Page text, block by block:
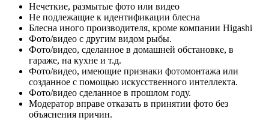
Нечеткие, размытые фото или видео
Не подлежащие к идентификации блесна
Блесна иного производителя, кроме компании Higashi
Фото/видео с другим видом рыбы.
Фото/видео, сделанное в домашней обстановке, в
гараже, на кухне и т.д.
Фото/видео, имеющие признаки фотомонтажа или
созданное с помощью искусственного интеллекта.
Фото/видео сделанное в прошлом году.
Модератор вправе отказать в принятии фото без
объяснения причин.